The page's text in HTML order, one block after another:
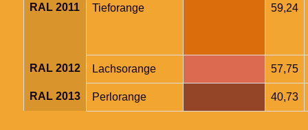
RAL 2011 Tieforange 59,24
RAL 2012 Lachsorange 57,75
RAL 2013 Perlorange 40,73